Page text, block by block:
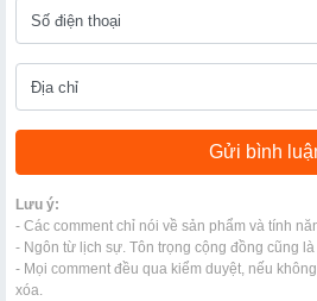
Lưu ý:
- Các comment chỉ nói về sản phẩm và tính
- Ngôn từ lịch sự. Tôn trọng cộng đồng cũng
- Mọi comment đều qua kiểm duyệt, nếu
xóa.